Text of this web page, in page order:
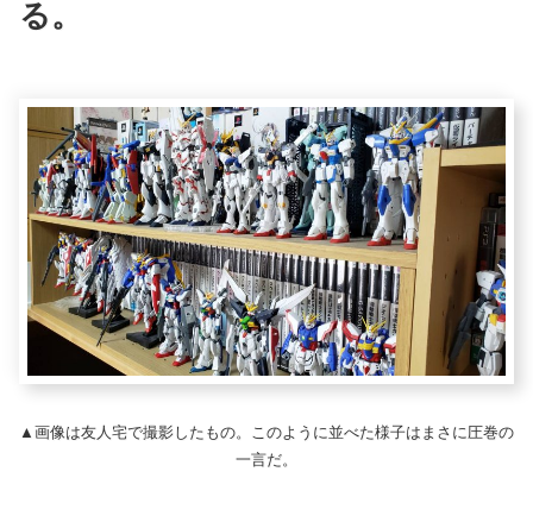
る。
▲画像は友人宅で撮影したもの。このように並べた様子はまさに圧巻の
一言だ。